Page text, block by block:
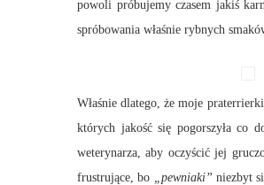
powoli próbujemy czasem jakiś
spróbowania właśnie rybnych
Właśnie dlatego, że moje
których jakość się pogorszyła co
weterynarza, aby oczyścić jej
frustrujące, bo „pewniaki” niezbyt